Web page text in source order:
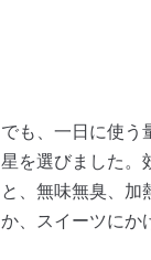
でも、一日に使う
星を選びました。
と、無味無臭、加
か、スイーツにか